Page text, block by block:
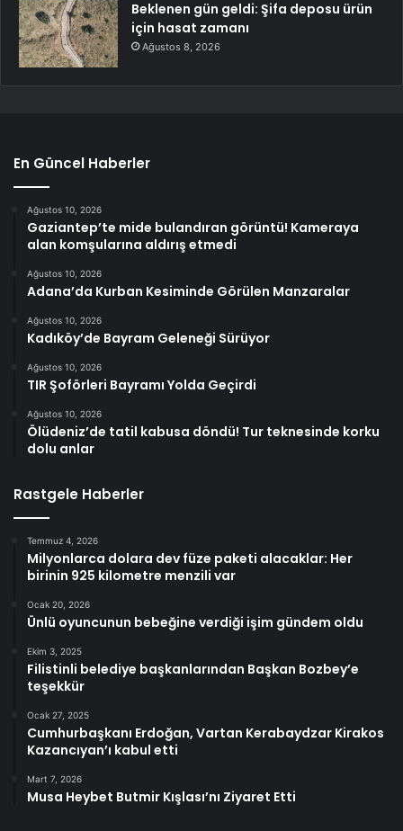
Beklenen gün geldi: Şifa deposu ürün
için hasat zamanı
Ağustos 8, 2026
En Güncel Haberler
Ağustos 10, 2026
Gaziantep’te mide bulandıran görüntü! Kameraya
alan komşularına aldırış etmedi
Ağustos 10, 2026
Adana’da Kurban Kesiminde Görülen Manzaralar
Ağustos 10, 2026
Kadıköy’de Bayram Geleneği Sürüyor
Ağustos 10, 2026
TIR Şoförleri Bayramı Yolda Geçirdi
Ağustos 10, 2026
Ölüdeniz’de tatil kabusa döndü! Tur teknesinde korku
dolu anlar
Rastgele Haberler
Temmuz 4, 2026
Milyonlarca dolara dev füze paketi alacaklar: Her
birinin 925 kilometre menzili var
Ocak 20, 2026
Ünlü oyuncunun bebeğine verdiği işim gündem oldu
Ekim 3, 2025
Filistinli belediye başkanlarından Başkan Bozbey’e
teşekkür
Ocak 27, 2025
Cumhurbaşkanı Erdoğan, Vartan Kerabaydzar Kirakos
Kazancıyan’ı kabul etti
Mart 7, 2026
Musa Heybet Butmir Kışlası’nı Ziyaret Etti